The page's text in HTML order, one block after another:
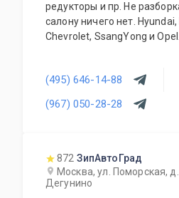
редукторы и пр. Не
салону ничего нет. Hyundai, Kia Daewoo,
Chevrolet, SsangYong и Opel.
(495) 646-14-88
(967) 050-28-28
872 ЗипАвтоГрад
Москва, ул. Поморская, д.
Дегунино